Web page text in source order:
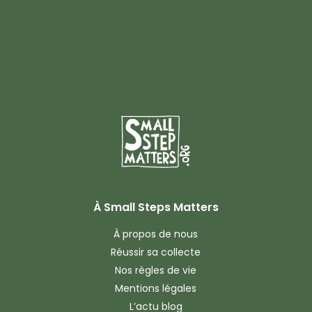
À Small Steps Matters
À propos de nous
Réussir sa collecte
Nos règles de vie
Mentions légales
L’actu blog